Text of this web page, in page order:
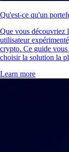
Qu'est-ce qu'un
Que vous découvriez
utilisateur
crypto. Ce guide
choisir la solution la
Learn more